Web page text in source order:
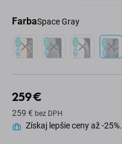
FarbaSpace Gray
259 €
259 € bez DPH
Získaj lepšie ceny až -25%.